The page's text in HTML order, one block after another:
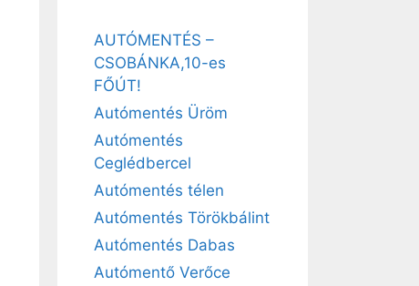
AUTÓMENTÉS –
CSOBÁNKA,10-es
FŐÚT!
Autómentés Üröm
Autómentés
Ceglédbercel
Autómentés télen
Autómentés Törökbálint
Autómentés Dabas
Autómentő Verőce